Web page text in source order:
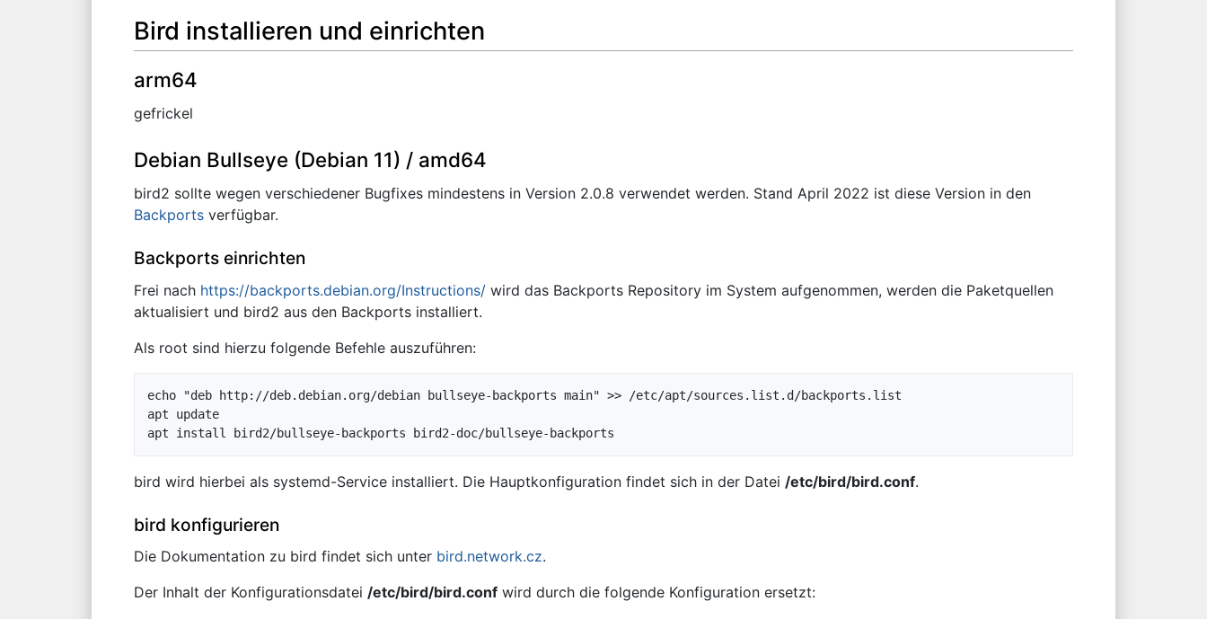
Bird installieren und einrichten
arm64
gefrickel
Debian Bullseye (Debian 11) / amd64
bird2 sollte wegen verschiedener Bugfixes mindestens in Version 2.0.8 verwendet werden. Stand April 2022 ist diese Version in den
Backports verfügbar.
Backports einrichten
Frei nach https://backports.debian.org/Instructions/ wird das Backports Repository im System aufgenommen, werden die Paketquellen
aktualisiert und bird2 aus den Backports installiert.
Als root sind hierzu folgende Befehle auszuführen:
echo "deb http://deb.debian.org/debian bullseye-backports main" >> /etc/apt/sources.list.d/backports.list
apt update
bird wird hierbei als systemd-Service installiert. Die Hauptkonfiguration findet sich in der Datei /etc/bird/bird.conf.
bird konfigurieren
Die Dokumentation zu bird findet sich unter bird.network.cz.
Der Inhalt der Konfigurationsdatei /etc/bird/bird.conf wird durch die folgende Konfiguration ersetzt: